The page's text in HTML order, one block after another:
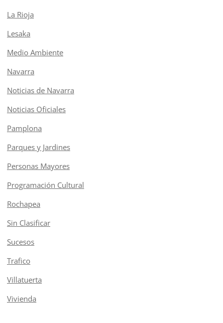
La Rioja
Lesaka
Medio Ambiente
Navarra
Noticias de Navarra
Noticias Oficiales
Pamplona
Parques y Jardines
Personas Mayores
Programación Cultural
Rochapea
Sin Clasificar
Sucesos
Trafico
Villatuerta
Vivienda